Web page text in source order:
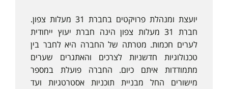
יועצת ומנהלת פרויקטים בחברת 31 מעלות צפון.
חברת 31 מעלות צפון הינה חברת יעוץ ייחודית
לערים חכמות. מטרתה של החברה היא לחבר בין
טכנולוגיות חדשניות לצרכים והאתגרים שערים
מתמודדות איתם כיום. החברה פועלת במספר
מישורים החל מבניית תוכניות אסטרטגיות ועד